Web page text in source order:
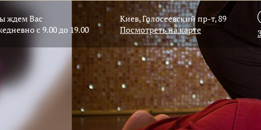
ждем Вас
с 9.00 до 19.00
Киев, Голосеевский пр-т, 89
Посмотреть на карте